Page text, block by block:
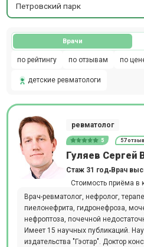
Петровский парк
Врачи
по рейтингу по отзывам по
детские ревматологи
ревматолог
5 57
Гуляев Сергей
Стаж 31 год Врач
Стоимость приёма в
Врач-ревматолог, нефролог,
пиелонефрита, гидронефроза,
нефроптоза, почечной
Имеет 15 научных публикаций.
издательства "Гэотар". Доктор